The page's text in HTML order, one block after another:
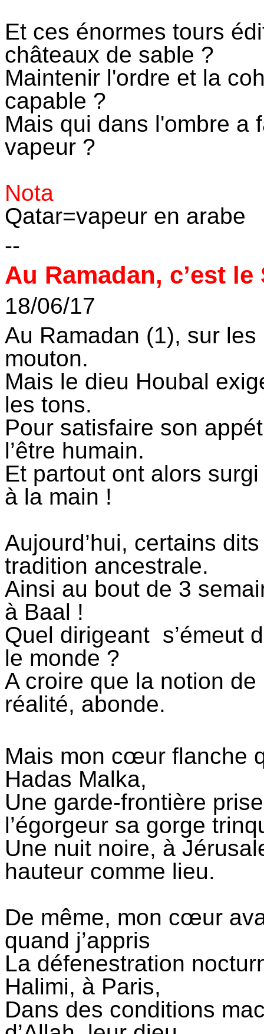
Et ces énormes tours
châteaux de sable ?
Maintenir l'ordre et la
capable ?
Mais qui dans l'ombre a
vapeur ?
Nota
Qatar=vapeur en arabe
--
Au Ramadan, c’est
18/06/17
Au Ramadan (1), sur
mouton.
Mais le dieu Houbal
les tons.
Pour satisfaire son
l’être humain.
Et partout ont alors
à la main !
Aujourd’hui, certains
tradition ancestrale.
Ainsi au bout de 3
à Baal !
Quel dirigeant s’émeut
le monde ?
A croire que la notion
réalité, abonde.
Mais mon cœur flanche
Hadas Malka,
Une garde-frontière
l’égorgeur sa gorge
Une nuit noire, à
hauteur comme lieu.
De même, mon cœur
quand j’appris
La défenestration
Halimi, à Paris,
Dans des conditions